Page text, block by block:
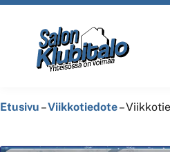
Etusivu –Viikkotiedote–